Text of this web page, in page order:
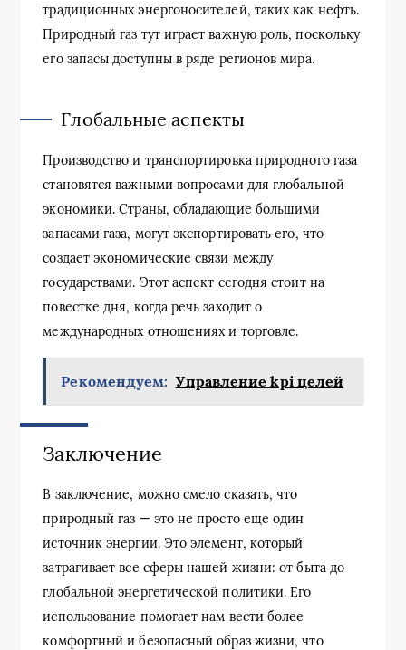
традиционных энергоносителей, таких как нефть.
Природный газ тут играет важную роль, поскольку
его запасы доступны в ряде регионов мира.
Глобальные аспекты
Производство и транспортировка природного газа
становятся важными вопросами для глобальной
экономики. Страны, обладающие большими
запасами газа, могут экспортировать его, что
создает экономические связи между
государствами. Этот аспект сегодня стоит на
повестке дня, когда речь заходит о
международных отношениях и торговле.
Рекомендуем: Управление kpi целей
Заключение
В заключение, можно смело сказать, что
природный газ — это не просто еще один
источник энергии. Это элемент, который
затрагивает все сферы нашей жизни: от быта до
глобальной энергетической политики. Его
использование помогает нам вести более
комфортный и безопасный образ жизни, что